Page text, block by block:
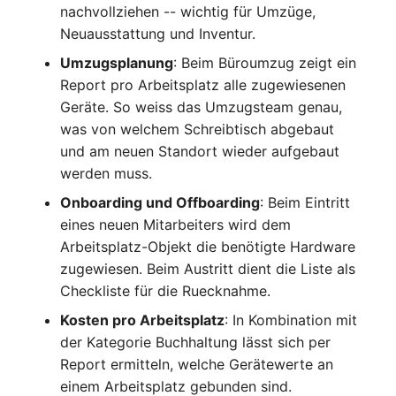
Release Notes 22
Release Notes 1.19
Release Notes 1.18
Release Notes 1.17
Release Notes 1.16
Release Notes 1.14
Release Notes 1.13
Release Notes 1.12
Release Notes 1.11
Changelog 22
Changelog 21
Changelog 20
Changelogs 1.19.x
Changelogs 1.18.x
Changelogs 1.17.x
Changelogs 1.16.x
Changelogs 1.15.x
Changelogs 1.14.x
FC-Switch
Flugzeug
Gebäude
Kabeltrasse
Klimaanlage
Client
Konverter
IP Address Management
Kabel-Patches und -wege
Komplexe Reports
Passwörter verwalten
Prod→Test Datenbank-
Synchronisation
Standort-basierte
Benutzerrechte
Standorte
Switch Stacking
Maintenance
Nagios
OCS Inventory NG
Relocate-CI
Replacement
Rights Documentation
SHD Connect
URL-Router
Report Views
Signal-Slot System
DIY Daten-Import
nachvollziehen -- wichtig für Umzüge,
Neuausstattung und Inventur.
Umzugsplanung: Beim Büroumzug zeigt ein
Report pro Arbeitsplatz alle zugewiesenen
Geräte. So weiss das Umzugsteam genau,
was von welchem Schreibtisch abgebaut
und am neuen Standort wieder aufgebaut
werden muss.
Onboarding und Offboarding: Beim Eintritt
eines neuen Mitarbeiters wird dem
Arbeitsplatz-Objekt die benötigte Hardware
zugewiesen. Beim Austritt dient die Liste als
Checkliste für die Ruecknahme.
Kosten pro Arbeitsplatz: In Kombination mit
der Kategorie Buchhaltung lässt sich per
Report ermitteln, welche Gerätewerte an
einem Arbeitsplatz gebunden sind.